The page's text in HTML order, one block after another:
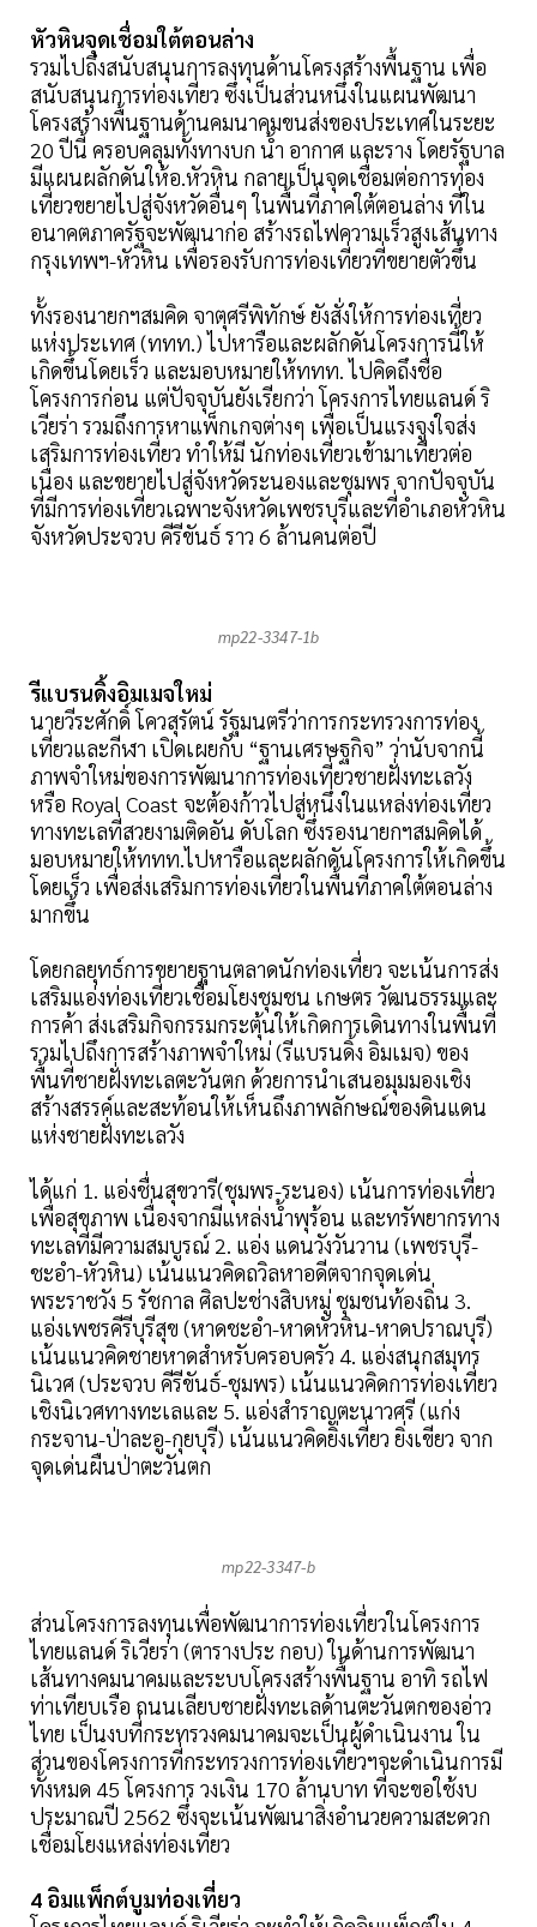
หัวหินจุดเชื่อมใต้ตอนล่าง
รวมไปถึงสนับสนุนการลงทุนด้านโครงสร้างพื้นฐาน เพื่อ
สนับสนุนการท่องเที่ยว ซึ่งเป็นส่วนหนึ่งในแผนพัฒนา
โครงสร้างพื้นฐานด้านคมนาคมขนส่งของประเทศในระยะ
20 ปีนี้ ครอบคลุมทั้งทางบก นํ้า อากาศ และราง โดยรัฐบาล
มีแผนผลักดันให้อ.หัวหิน กลายเป็นจุดเชื่อมต่อการท่อง
เที่ยวขยายไปสู่จังหวัดอื่นๆ ในพื้นที่ภาคใต้ตอนล่าง ที่ใน
อนาคตภาครัฐจะพัฒนาก่อ สร้างรถไฟความเร็วสูงเส้นทาง
กรุงเทพฯ-หัวหิน เพื่อรองรับการท่องเที่ยวที่ขยายตัวขึ้น
ทั้งรองนายกฯสมคิด จาตุศรีพิทักษ์ ยังสั่งให้การท่องเที่ยว
แห่งประเทศ (ททท.) ไปหารือและผลักดันโครงการนี้ให้
เกิดขึ้นโดยเร็ว และมอบหมายให้ททท. ไปคิดถึงชื่อ
โครงการก่อน แต่ปัจจุบันยังเรียกว่า โครงการไทยแลนด์ ริ
เวียร่า รวมถึงการหาแพ็กเกจต่างๆ เพื่อเป็นแรงจูงใจส่ง
เสริมการท่องเที่ยว ทำให้มี นักท่องเที่ยวเข้ามาเที่ยวต่อ
เนื่อง และขยายไปสู่จังหวัดระนองและชุมพร จากปัจจุบัน
ที่มีการท่องเที่ยวเฉพาะจังหวัดเพชรบุรีและที่อำเภอหัวหิน
จังหวัดประจวบ คีรีขันธ์ ราว 6 ล้านคนต่อปี
mp22-3347-1b
รีแบรนดิ้งอิมเมจใหม่
นายวีระศักดิ์ โควสุรัตน์ รัฐมนตรีว่าการกระทรวงการท่อง
เที่ยวและกีฬา เปิดเผยกับ “ฐานเศรษฐกิจ” ว่านับจากนี้
ภาพจำใหม่ของการพัฒนาการท่องเที่ยวชายฝั่งทะเลวัง
หรือ Royal Coast จะต้องก้าวไปสู่หนึ่งในแหล่งท่องเที่ยว
ทางทะเลที่สวยงามติดอัน ดับโลก ซึ่งรองนายกฯสมคิดได้
มอบหมายให้ททท.ไปหารือและผลักดันโครงการให้เกิดขึ้น
โดยเร็ว เพื่อส่งเสริมการท่องเที่ยวในพื้นที่ภาคใต้ตอนล่าง
มากขึ้น
โดยกลยุทธ์การขยายฐานตลาดนักท่องเที่ยว จะเน้นการส่ง
เสริมแอ่งท่องเที่ยวเชื่อมโยงชุมชน เกษตร วัฒนธรรมและ
การค้า ส่งเสริมกิจกรรมกระตุ้นให้เกิดการเดินทางในพื้นที่
รวมไปถึงการสร้างภาพจำใหม่ (รีแบรนดิ้ง อิมเมจ) ของ
พื้นที่ชายฝั่งทะเลตะวันตก ด้วยการนำเสนอมุมมองเชิง
สร้างสรรค์และสะท้อนให้เห็นถึงภาพลักษณ์ของดินแดน
แห่งชายฝั่งทะเลวัง
ได้แก่ 1. แอ่งชื่นสุขวารี(ชุมพร-ระนอง) เน้นการท่องเที่ยว
เพื่อสุขภาพ เนื่องจากมีแหล่งนํ้าพุร้อน และทรัพยากรทาง
ทะเลที่มีความสมบูรณ์ 2. แอ่ง แดนวังวันวาน (เพชรบุรี-
ชะอำ-หัวหิน) เน้นแนวคิดถวิลหาอดีตจากจุดเด่น
พระราชวัง 5 รัชกาล ศิลปะช่างสิบหมู่ ชุมชนท้องถิ่น 3.
แอ่งเพชรคีรีบุรีสุข (หาดชะอำ-หาดหัวหิน-หาดปราณบุรี)
เน้นแนวคิดชายหาดสำหรับครอบครัว 4. แอ่งสนุกสมุทร
นิเวศ (ประจวบ คีรีขันธ์-ชุมพร) เน้นแนวคิดการท่องเที่ยว
เชิงนิเวศทางทะเลและ 5. แอ่งสำราญตะนาวศรี (แก่ง
กระจาน-ป่าละอู-กุยบุรี) เน้นแนวคิดยิ่งเที่ยว ยิ่งเขียว จาก
จุดเด่นผืนป่าตะวันตก
mp22-3347-b
ส่วนโครงการลงทุนเพื่อพัฒนาการท่องเที่ยวในโครงการ
ไทยแลนด์ ริเวียร่า (ตารางประ กอบ) ในด้านการพัฒนา
เส้นทางคมนาคมและระบบโครงสร้างพื้นฐาน อาทิ รถไฟ
ท่าเทียบเรือ ถนนเลียบชายฝั่งทะเลด้านตะวันตกของอ่าว
ไทย เป็นงบที่กระทรวงคมนาคมจะเป็นผู้ดำเนินงาน ใน
ส่วนของโครงการที่กระทรวงการท่องเที่ยวฯจะดำเนินการมี
ทั้งหมด 45 โครงการ วงเงิน 170 ล้านบาท ที่จะขอใช้งบ
ประมาณปี 2562 ซึ่งจะเน้นพัฒนาสิ่งอำนวยความสะดวก
เชื่อมโยงแหล่งท่องเที่ยว
4 อิมแพ็กต์บูมท่องเที่ยว